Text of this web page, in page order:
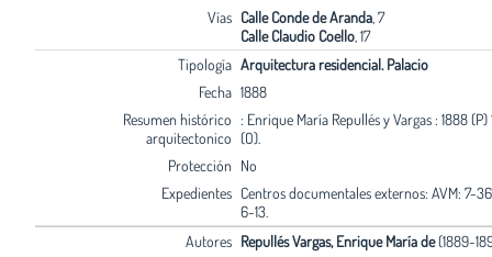
Vías Calle Conde de Aranda, 7
Calle Claudio Coello, 17
Tipología Arquitectura residencial. Palacio
Fecha 1888
Resumen histórico
arquitectonico
: Enrique María Repullés y Vargas : 1888 (P)
(O).
Protección No
Expedientes Centros documentales externos: AVM: 7-
6-13.
Autores Repullés Vargas, Enrique María de(1889-